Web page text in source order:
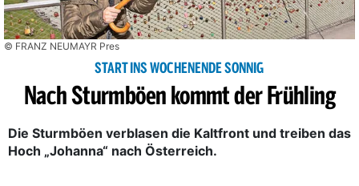
© FRANZ NEUMAYR Pres
START INS WOCHENENDE SONNIG
Nach Sturmböen kommt der Frühling
Die Sturmböen verblasen die Kaltfront und treiben das
Hoch „Johanna“ nach Österreich.